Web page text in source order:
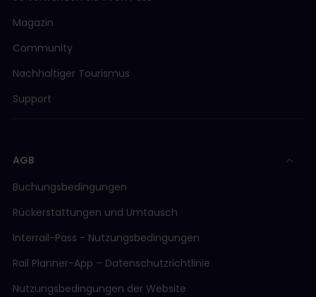
Magazin
Community
Nachhaltiger Tourismus
Support
AGB
Buchungsbedingungen
Rückerstattungen und Umtausch
Interrail-Pass - Nutzungsbedingungen
Rail Planner-App – Datenschutzrichtlinie
Nutzungsbedingungen der Website